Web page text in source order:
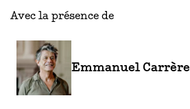
Avec la présence de
Emmanuel Carrère